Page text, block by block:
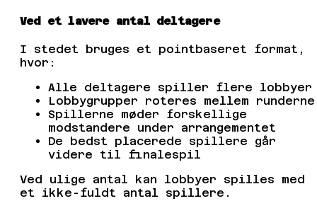
Ved et lavere antal deltagere
I stedet bruges et pointbaseret format,
hvor:
Alle deltagere spiller flere lobbyer
Lobbygrupper roteres mellem runderne
Spillerne møder forskellige
modstandere under arrangementet
De bedst placerede spillere går
videre til finalespil
Ved ulige antal kan lobbyer spilles med
et ikke-fuldt antal spillere.